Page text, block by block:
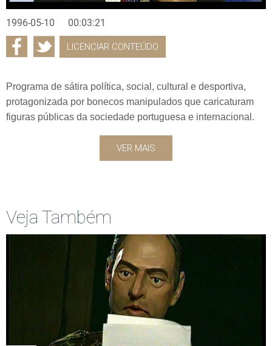
1996-05-10 00:03:21
LICENCIAR CONTEÚDO
Programa de sátira política, social, cultural e desportiva,
protagonizada por bonecos manipulados que caricaturam
figuras públicas da sociedade portuguesa e internacional.
VER MAIS
Veja Também